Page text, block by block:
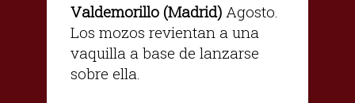
Valdemorillo (Madrid) Agosto.
Los mozos revientan a una
vaquilla a base de lanzarse
sobre ella.